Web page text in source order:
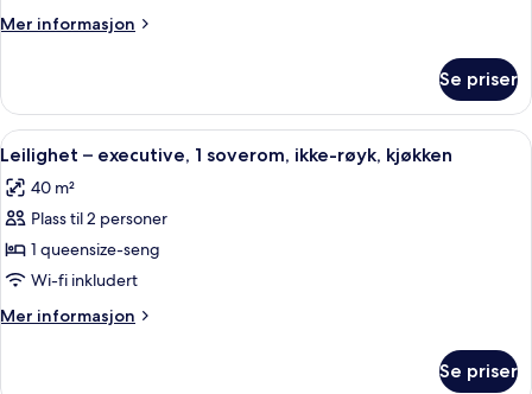
soverom,
kjøkken
Mer informasjon
Mer
–
deluxe,
flere
soverom,
ikke-
røyk,
Se priser
Åpne
alle
bildene
av
Leilighet
–
executive,
1
ikke-
Sengetøy av topp kvalitet, safe på
9
Leilighet – executive, 1 soverom, ikke-røyk, kjøkken
40 m²
Plass til 2 personer
1 queensize-seng
Wi-fi inkludert
Mer informasjon
Mer
Se priser